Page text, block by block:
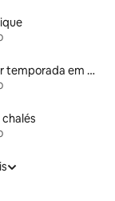
Aluguéis por temporada em albergue